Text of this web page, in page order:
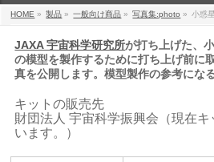
HOME » 製品 » 一般向け商品 » 写真集:photo » 小惑
JAXA 宇宙科学研究所が打ち上げた、
の模型を製作するために打ち上げ前に
真を公開します。模型製作の参考にな
キットの販売先
財団法人 宇宙科学振興会（現在
います。）